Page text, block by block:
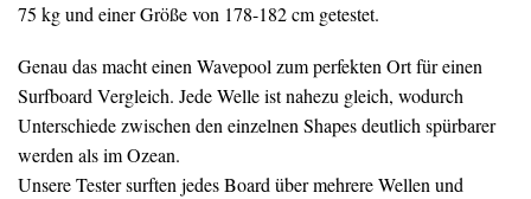
75 kg und einer Größe von 178-182 cm getestet.
Genau das macht einen Wavepool zum perfekten Ort für einen
Surfboard Vergleich. Jede Welle ist nahezu gleich, wodurch
Unterschiede zwischen den einzelnen Shapes deutlich spürbarer
werden als im Ozean.
Unsere Tester surften jedes Board über mehrere Wellen und